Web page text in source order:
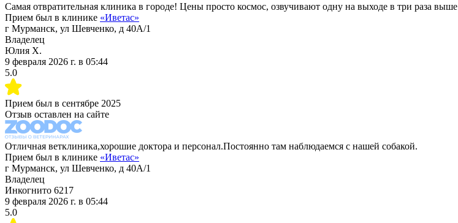
Самая отвратительная клиника в городе! Цены просто космос, озвучивают одну на выходе в три раза выше
Прием был в клинике «Иветас»
г Мурманск, ул Шевченко, д 40А/1
Владелец
Юлия Х.
9 февраля 2026 г. в 05:44
5.0
Прием был в сентябре 2025
Отзыв оставлен на сайте
Отличная ветклиника,хорошие доктора и персонал.Постоянно там наблюдаемся с нашей собакой.
Прием был в клинике «Иветас»
г Мурманск, ул Шевченко, д 40А/1
Владелец
Инкогнито 6217
9 февраля 2026 г. в 05:44
5.0